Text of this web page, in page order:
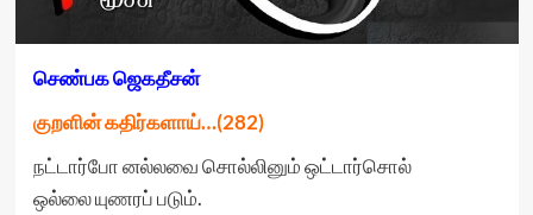
செண்பகஜெகதீசன்
குறளின் கதிர்களாய்…(282)
நட்டார்போ னல்லவை சொல்லினும் ஒட்டார்சொல்
ஒல்லை யுணரப் படும்.